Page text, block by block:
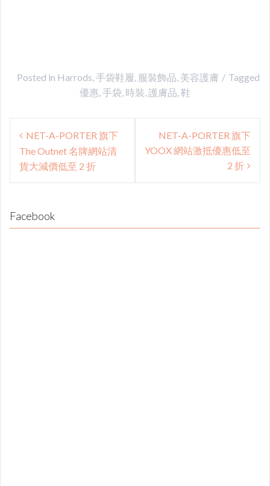
Posted in Harrods,手袋鞋履, 服裝飾品, 美容護膚
Tagged
優惠,手袋, 時裝,護膚品,鞋
Post
navigation
NET-A-PORTER 旗下
The Outnet 名牌網站清
貨大減價低至 2 折
NET-A-PORTER 旗下
YOOX 網站激抵優惠低至
2 折
Facebook